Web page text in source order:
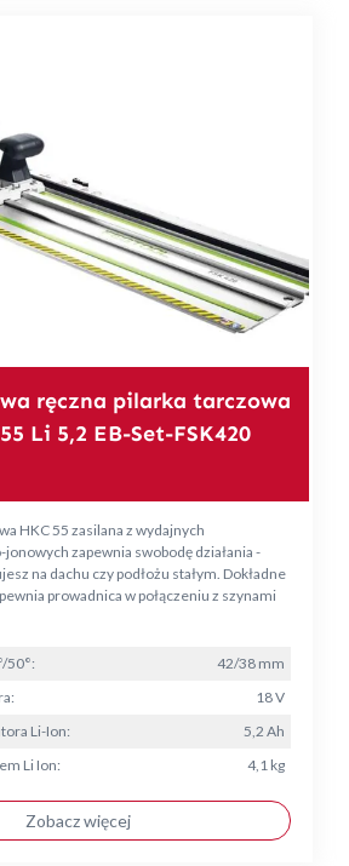
ręczna pilarka tarczowa
Li 5,2 EB-Set-FSK420
HKC 55 zasilana z wydajnych
zapewnia swobodę działania -
na dachu czy podłożu stałym. Dokładne
prowadnica w połączeniu z szynami
50°:
42/38 mm
18 V
Li-Ion:
5,2 Ah
Li Ion:
4,1 kg
Zobacz więcej